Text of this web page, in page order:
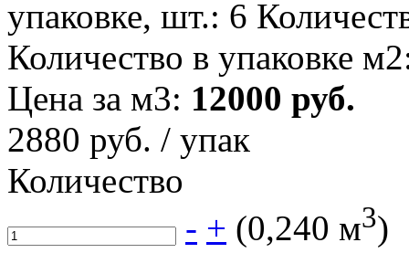
упаковке, шт.: 6
Количество в упаковке
Цена за м3: 12000 руб.
2880 руб. / упак
Количество
- + (0,240 м3)